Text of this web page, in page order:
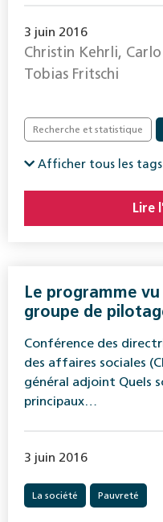
3 juin 2016
Christin Kehrli,
Tobias Fritschi
Recherche et statistique
Afficher tous les tags
Lire
Le programme
groupe de
Conférence des
des affaires sociales
général adjoint Quels
principaux…
3 juin 2016
La société Pauvreté